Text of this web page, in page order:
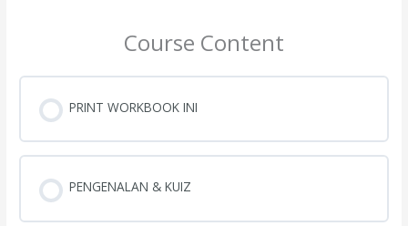
Course Content
PRINT WORKBOOK INI
PENGENALAN & KUIZ